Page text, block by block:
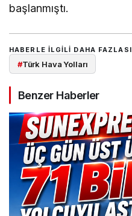
başlanmıştı.
HABERLE ILGILI DAHA FAZLASI
#Türk Hava Yolları
Benzer Haberler